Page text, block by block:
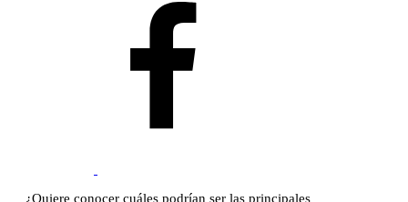
¿Quiere conocer cuáles podrían ser las principales